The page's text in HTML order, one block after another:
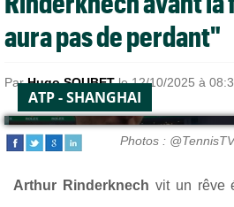
aura pas de perdant"
ParHugo SOUBETle 12/10/2025 à
ATP - SHANGHAI
Photos :
Arthur Rinderknech vit un rêve